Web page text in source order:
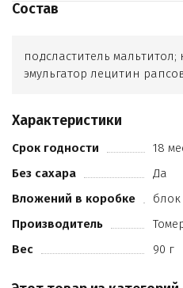
Состав
подсластитель мальтитол;
эмульгатор лецитин
Характеристики
Срок годности
18
Без сахара
Да
Вложений в коробке
блок
Производитель
Вес
90 г